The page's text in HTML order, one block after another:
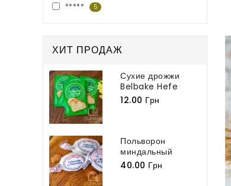
*****
5
ХИТ ПРОДАЖ
Сухие дрожжи
Belbake Hefe
Germ 7 г
12.00 Грн
Польворон
миндальный
классический
Polvoron...
40.00 Грн